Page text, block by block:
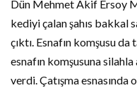
Dün Mehmet Akif Ersoy
kediyi çalan şahıs bakkal
çıktı. Esnafın komşusu da
esnafın komşusuna
verdi. Çatışma